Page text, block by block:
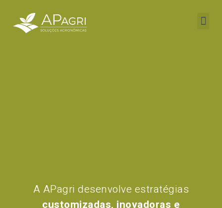
A APagri desenvolve estratégias
customizadas, inovadoras e